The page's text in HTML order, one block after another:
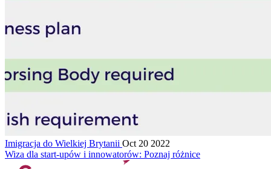
Imigracja do Wielkiej Brytanii Oct 20 2022
Wiza dla start-upów i innowatorów: Poznaj różnice